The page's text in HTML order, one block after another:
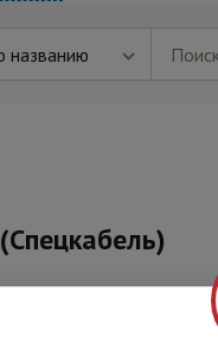
названию